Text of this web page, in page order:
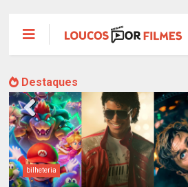
Destaques
Destaques